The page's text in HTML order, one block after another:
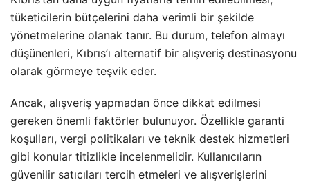
tüketicilerin bütçelerini daha verimli bir şekilde
yönetmelerine olanak tanır. Bu durum, telefon almayı
düşünenleri, Kıbrıs’ı alternatif bir alışveriş destinasyonu
olarak görmeye teşvik eder.
Ancak, alışveriş yapmadan önce dikkat edilmesi
gereken önemli faktörler bulunuyor. Özellikle garanti
koşulları, vergi politikaları ve teknik destek hizmetleri
gibi konular titizlikle incelenmelidir. Kullanıcıların
güvenilir satıcıları tercih etmeleri ve alışverişlerini